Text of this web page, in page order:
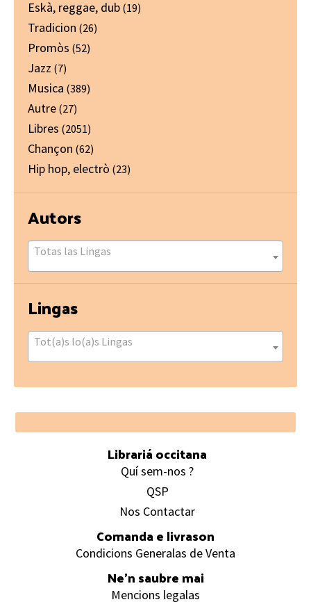
Eskà, reggae, dub (19)
Tradicion (26)
Promòs (52)
Jazz (7)
Musica (389)
Autre (27)
Libres (2051)
Chançon (62)
Hip hop, electrò (23)
Autors
Totas las Lingas
Lingas
Tot(a)s lo(a)s Lingas
Footer
Librariá occitana
Quí sem-nos ?
QSP
Nos Contactar
Comanda e livrason
Condicions Generalas de Venta
Ne’n saubre mai
Mencions legalas